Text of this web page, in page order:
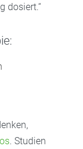
dosiert.“
. Studien